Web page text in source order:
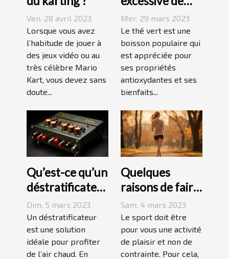
Ven. 28 avril 2023
Lorsque vous avez
l’habitude de jouer à
des jeux vidéo ou au
très célèbre Mario
Kart, vous devez sans
doute...
thé vert : quels
sont les
dangers pour la
peau ?
Mer. 29 mars 2023
Le thé vert est une
boisson populaire qui
est appréciée pour
ses propriétés
antioxydantes et ses
bienfaits...
Qu’est-ce qu’un
déstratificateur
?
Dim. 5 mars 2023
Un déstratificateur
est une solution
idéale pour profiter
de l’air chaud. En
Quelques
raisons de faire
du sport
Sam. 4 mars 2023
Le sport doit être
pour vous une activité
de plaisir et non de
contrainte. Pour cela,